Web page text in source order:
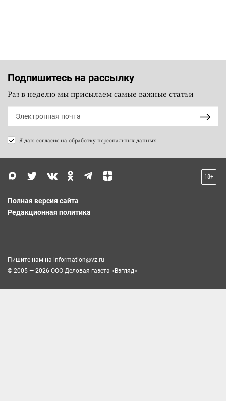
Подпишитесь на рассылку
Раз в неделю мы присылаем самые важные статьи
Я даю согласие на обработку персональных данных
18+
Полная версия сайта
Редакционная политика
Пишите нам на information@vz.ru
© 2005 — 2026 ООО Деловая газета «Взгляд»